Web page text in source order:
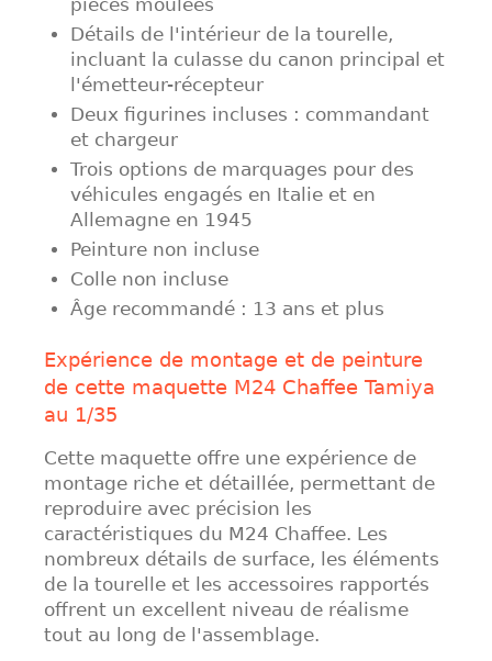
pièces moulées
Détails de l'intérieur de la tourelle,
incluant la culasse du canon principal et
l'émetteur-récepteur
Deux figurines incluses : commandant
et chargeur
Trois options de marquages pour des
véhicules engagés en Italie et en
Allemagne en 1945
Peinture non incluse
Colle non incluse
Âge recommandé : 13 ans et plus
Expérience de montage et de peinture
de cette maquette M24 Chaffee Tamiya
au 1/35
Cette maquette offre une expérience de
montage riche et détaillée, permettant de
reproduire avec précision les
caractéristiques du M24 Chaffee. Les
nombreux détails de surface, les éléments
de la tourelle et les accessoires rapportés
offrent un excellent niveau de réalisme
tout au long de l'assemblage.